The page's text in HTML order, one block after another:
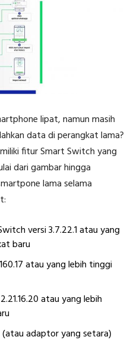
lipat, namun masih
data di perangkat lama?
fitur Smart Switch yang
dari gambar hingga
lama selama
versi 3.7.22.1 atau yang
baru
atau yang lebih tinggi
atau yang lebih
(atau adaptor yang setara)